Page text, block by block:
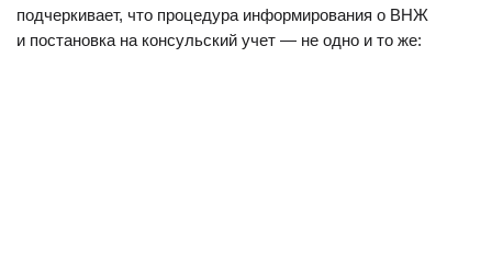
подчеркивает, что процедура информирования о ВНЖ
и постановка на консульский учет — не одно и то же: